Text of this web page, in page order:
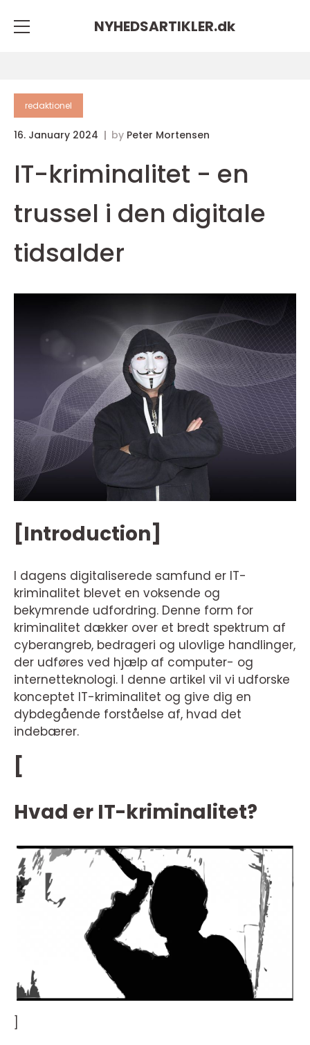
NYHEDSARTIKLER.dk
redaktionel
16. January 2024 by Peter Mortensen
IT-kriminalitet - en
trussel i den digitale
tidsalder
[Introduction]
I dagens digitaliserede samfund er IT-
kriminalitet blevet en voksende og
bekymrende udfordring. Denne form for
kriminalitet dækker over et bredt spektrum af
cyberangreb, bedrageri og ulovlige handlinger,
der udføres ved hjælp af computer- og
internetteknologi. I denne artikel vil vi udforske
konceptet IT-kriminalitet og give dig en
dybdegående forståelse af, hvad det
indebærer.
[
Hvad er IT-kriminalitet?